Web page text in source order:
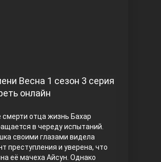
Правосyдие
Весна 1 сезон 3 серия
онлайн
смерти отца жизнь Бахар
в череду испытаний.
своими глазами видела
преступления и уверена, что
её мачеха Айсун. Однако